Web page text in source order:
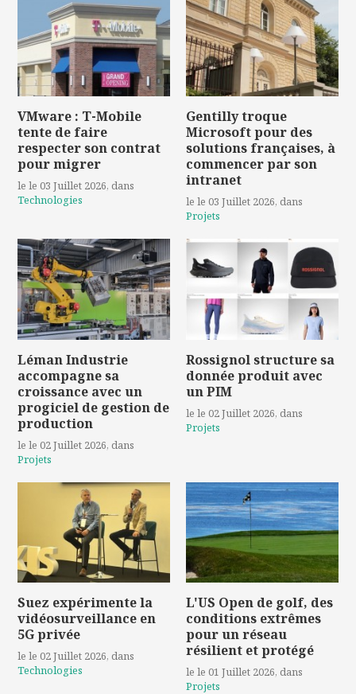
VMware : T-Mobile
tente de faire
respecter son contrat
pour migrer
le le 03 Juillet 2026, dans
Technologies
Gentilly troque
Microsoft pour des
solutions françaises, à
commencer par son
intranet
le le 03 Juillet 2026, dans
Projets
Léman Industrie
accompagne sa
croissance avec un
progiciel de gestion de
production
le le 02 Juillet 2026, dans
Projets
Rossignol structure sa
donnée produit avec
un PIM
le le 02 Juillet 2026, dans
Projets
Suez expérimente la
vidéosurveillance en
5G privée
le le 02 Juillet 2026, dans
Technologies
L'US Open de golf, des
conditions extrêmes
pour un réseau
résilient et protégé
le le 01 Juillet 2026, dans
Projets